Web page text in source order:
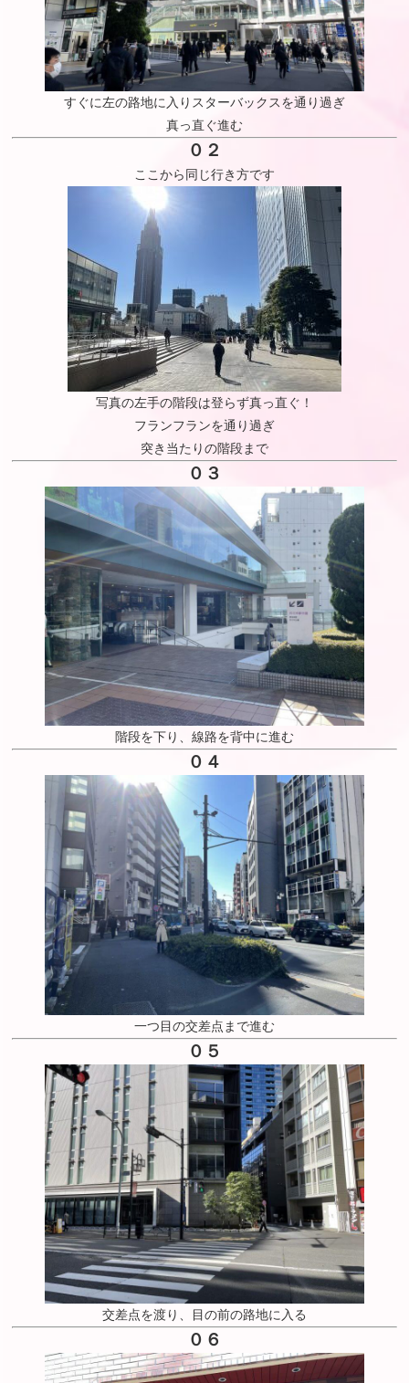
すぐに左の路地に入りスターバックスを通り過ぎ
真っ直ぐ進む
０２
ここから同じ行き方です
写真の左手の階段は登らず真っ直ぐ！
フランフランを通り過ぎ
突き当たりの階段まで
０３
階段を下り、線路を背中に進む
０４
一つ目の交差点まで進む
０５
交差点を渡り、目の前の路地に入る
０６